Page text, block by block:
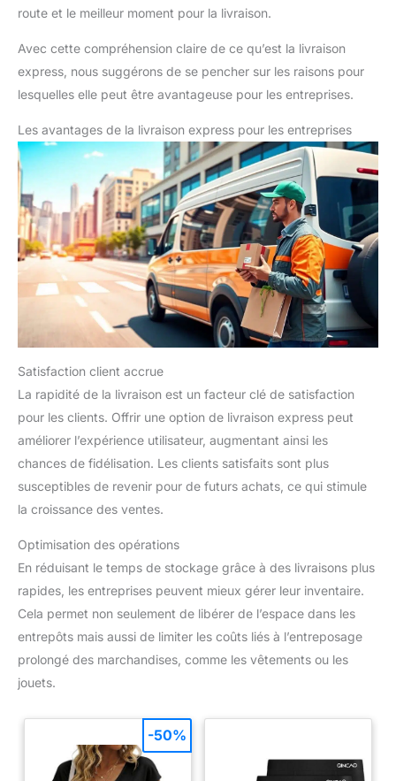
route et le meilleur moment pour la livraison.
Avec cette compréhension claire de ce qu’est la livraison
express, nous suggérons de se pencher sur les raisons pour
lesquelles elle peut être avantageuse pour les entreprises.
Les avantages de la livraison express pour les entreprises
Satisfaction client accrue
La rapidité de la livraison est un facteur clé de satisfaction
pour les clients. Offrir une option de livraison express peut
améliorer l’expérience utilisateur, augmentant ainsi les
chances de fidélisation. Les clients satisfaits sont plus
susceptibles de revenir pour de futurs achats, ce qui stimule
la croissance des ventes.
Optimisation des opérations
En réduisant le temps de stockage grâce à des livraisons plus
rapides, les entreprises peuvent mieux gérer leur inventaire.
Cela permet non seulement de libérer de l’espace dans les
entrepôts mais aussi de limiter les coûts liés à l’entreposage
prolongé des marchandises, comme les vêtements ou les
jouets.
-50%